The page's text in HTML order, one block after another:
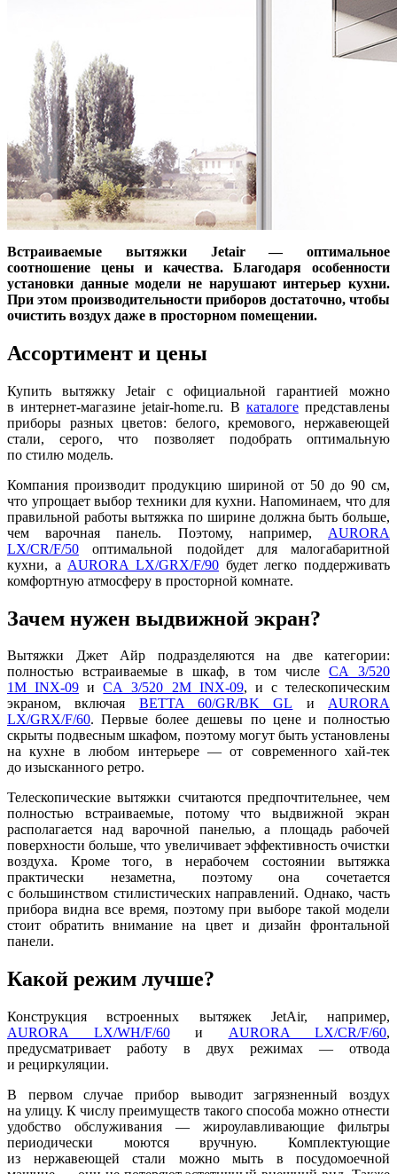
Встраиваемые вытяжки Jetair — оптимальное
соотношение цены и качества. Благодаря особенности
установки данные модели не нарушают интерьер кухни.
При этом производительности приборов достаточно, чтобы
очистить воздух даже в просторном помещении.
Ассортимент и цены
Купить вытяжку Jetair с официальной гарантией можно
в интернет-магазине jetair-home.ru. В каталогепредставлены
приборы разных цветов: белого, кремового, нержавеющей
стали, серого, что позволяет подобрать оптимальную
по стилю модель.
Компания производит продукцию шириной от 50 до 90 см,
что упрощает выбор техники для кухни. Напоминаем, что для
правильной работы вытяжка по ширине должна быть больше,
чем варочная панель. Поэтому, например, AURORA
LX/CR/F/50 оптимальной подойдет для малогабаритной
кухни, а AURORA LX/GRX/F/90 будет легко поддерживать
комфортную атмосферу в просторной комнате.
Зачем нужен выдвижной экран?
Вытяжки Джет Айр подразделяются на две категории:
полностью встраиваемые в шкаф, в том числе CA 3/520
1M INX-09 иCA 3/520 2M INX-09, и с телескопическим
экраном, включая BETTA 60/GR/BK GL иAURORA
LX/GRX/F/60. Первые более дешевы по цене и полностью
скрыты подвесным шкафом, поэтому могут быть установлены
на кухне в любом интерьере — от современного хай-тек
до изысканного ретро.
Телескопические вытяжки считаются предпочтительнее, чем
полностью встраиваемые, потому что выдвижной экран
располагается над варочной панелью, а площадь рабочей
поверхности больше, что увеличивает эффективность очистки
воздуха. Кроме того, в нерабочем состоянии вытяжка
практически незаметна, поэтому она сочетается
с большинством стилистических направлений. Однако, часть
прибора видна все время, поэтому при выборе такой модели
стоит обратить внимание на цвет и дизайн фронтальной
панели.
Какой режим лучше?
Конструкция встроенных вытяжек JetAir, например,
AURORA LX/WH/F/60и AURORA LX/CR/F/60,
предусматривает работу в двух режимах — отвода
и рециркуляции.
В первом случае прибор выводит загрязненный воздух
на улицу. К числу преимуществ такого способа можно отнести
удобство обслуживания — жироулавливающие фильтры
периодически моются вручную. Комплектующие
из нержавеющей стали можно мыть в посудомоечной